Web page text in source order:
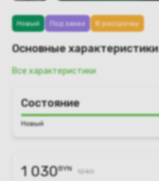
Новый Под заказ В рассрочку
Основные характеристики
Все характеристики
Состояние
Новый
1 030BYN 1240